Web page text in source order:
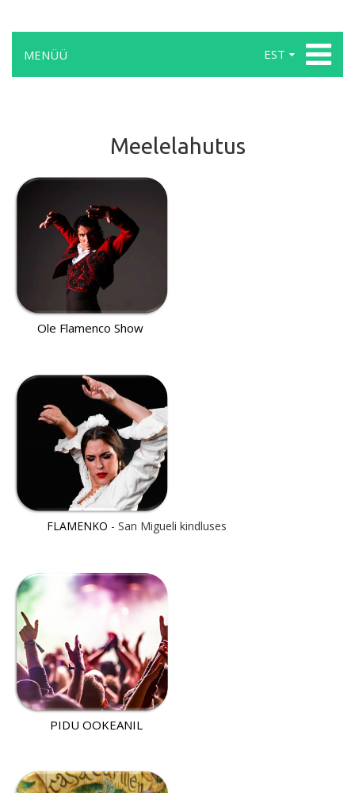
EST
MENÜÜ
Meelelahutus
Ole Flamenco Show
FLAMENKO - San Migueli kindluses
PIDU OOKEANIL